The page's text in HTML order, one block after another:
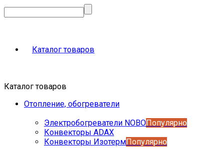
Каталог товаров
Каталог товаров
Отопление, обогреватели
Электробогреватели NOBOПопулярно
Конвекторы ADAX
Конвекторы ИзотермПопулярно